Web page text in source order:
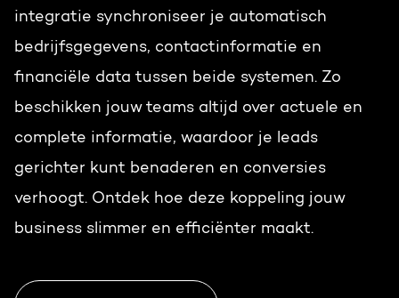
Digital marketing
Content & design
Awards
PORTAL REVIEW
integratie synchroniseer je automatisch
bedrijfsgegevens, contactinformatie en
financiële data tussen beide systemen. Zo
beschikken jouw teams altijd over actuele en
complete informatie, waardoor je leads
gerichter kunt benaderen en conversies
verhoogt. Ontdek hoe deze koppeling jouw
business slimmer en efficiënter maakt.